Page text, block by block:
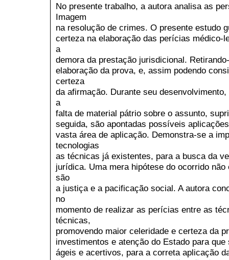
No presente trabalho, a autora analisa as
Imagem
na resolução de crimes. O presente estudo
certeza na elaboração das perícias médico-
a
demora da prestação jurisdicional.
elaboração da prova, e, assim podendo
certeza
da afirmação. Durante seu
a
falta de material pátrio sobre o assunto,
seguida, são apontadas possíveis
vasta área de aplicação. Demonstra-se a
tecnologias
as técnicas já existentes, para a busca da
jurídica. Uma mera hipótese do ocorrido
são
a justiça e a pacificação social. A autora
no
momento de realizar as perícias entre as
técnicas,
promovendo maior celeridade e certeza da
investimentos e atenção do Estado para
ágeis e acertivos, para a correta aplicação